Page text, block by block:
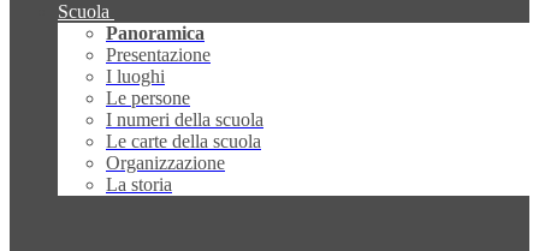
Scuola
Panoramica
Presentazione
I luoghi
Le persone
I numeri della scuola
Le carte della scuola
Organizzazione
La storia